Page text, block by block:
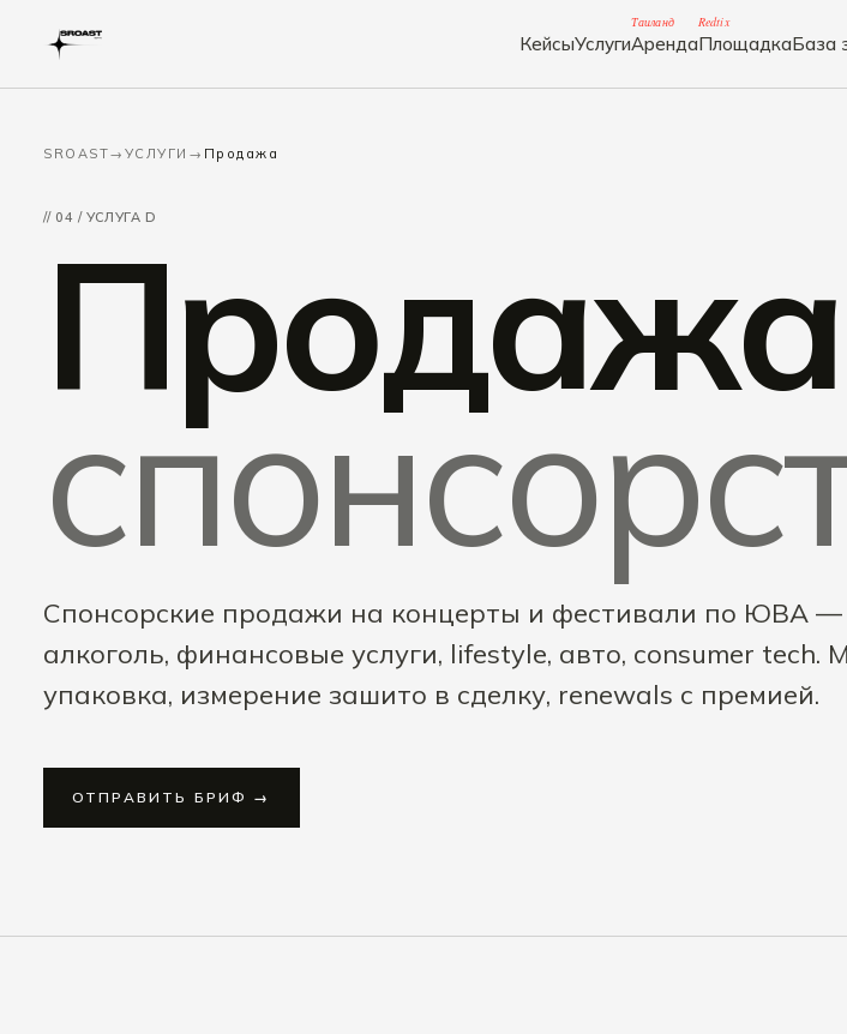
КейсыУслуги
Таиланд
Аренда
Redtix
ПлощадкаБаза
SROAST→ УСЛУГИ → Продажа
// 04 / УСЛУГА D
Продажа
Спонсорские продажи на концерты и фестивали по ЮВА —
алкоголь, финансовые услуги, lifestyle, авто, consumer tech.
упаковка, измерение зашито в сделку, renewals с премией.
ОТПРАВИТЬ БРИФ →